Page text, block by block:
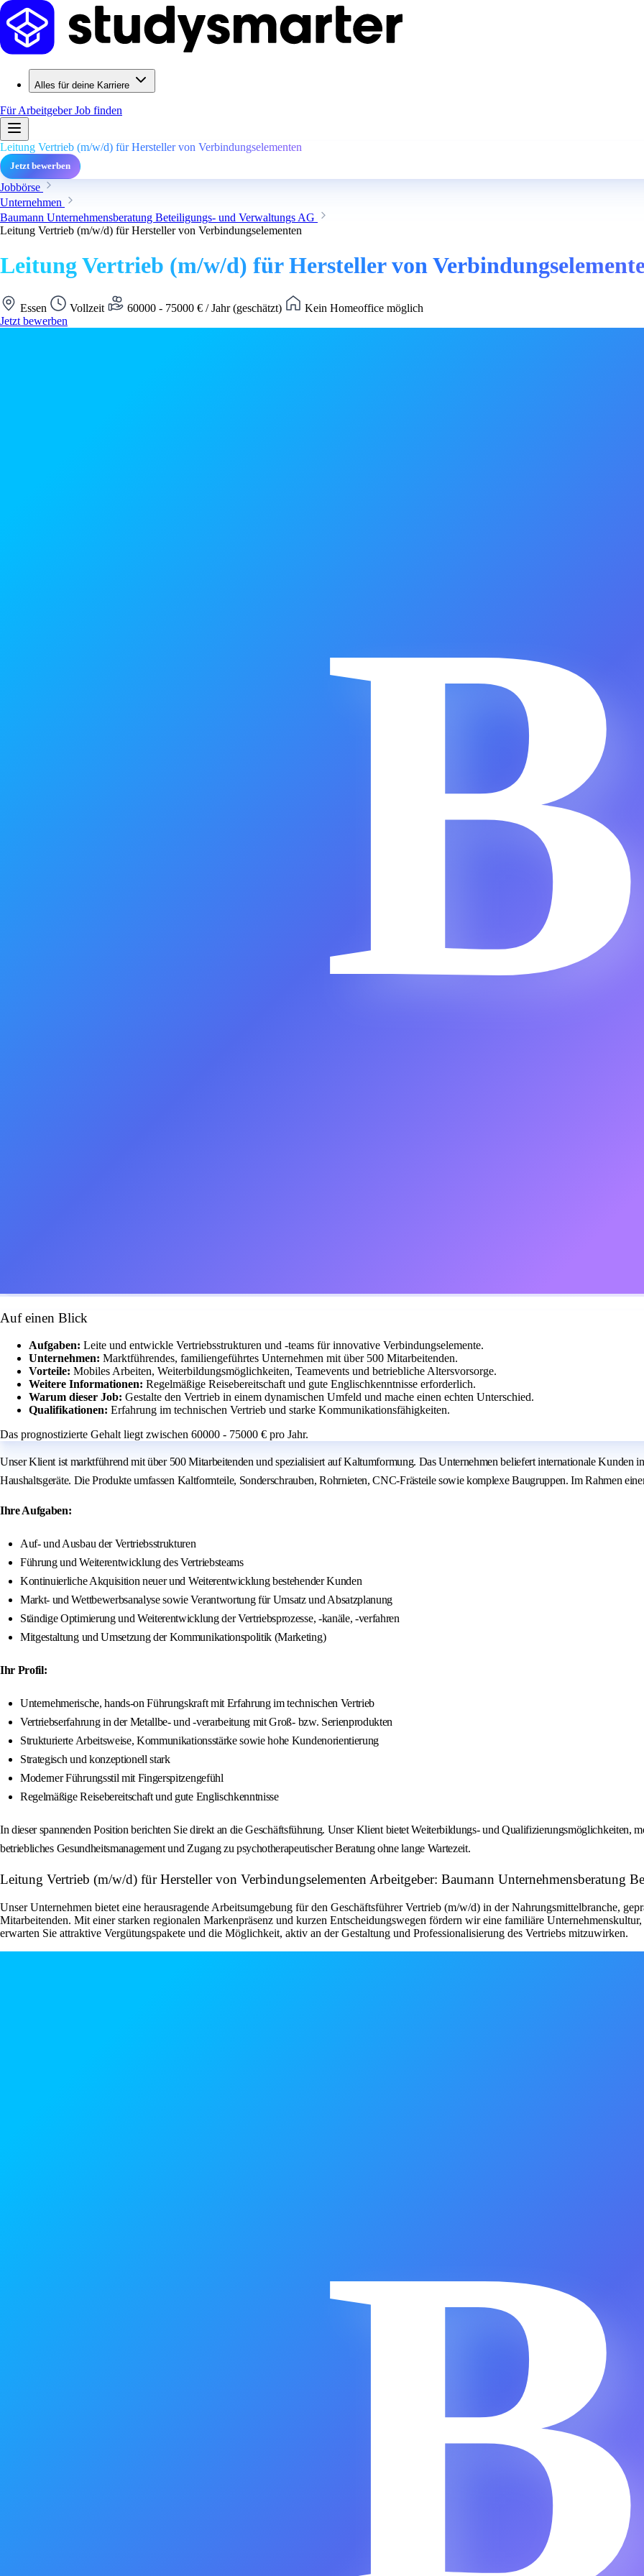
Alles für deine Karriere
Für ArbeitgeberJob finden
Leitung Vertrieb (m/w/d) für Hersteller von Verbindungselementen
Jetzt bewerben
Jobbörse
Unternehmen
Baumann Unternehmensberatung Beteiligungs- und Verwaltungs AG
Leitung Vertrieb (m/w/d) für Hersteller von Verbindungselementen
Leitung Vertrieb (m/w/d) für Hersteller von
Essen Vollzeit 60000 - 75000 € / Jahr (geschätzt)
Kein Homeoffice möglich
Jetzt bewerben
B
Auf einen Blick
Aufgaben: Leite und entwickle Vertriebsstrukturen und -teams für innovative Verbindungselemente.
Unternehmen: Marktführendes, familiengeführtes Unternehmen mit über 500 Mitarbeitenden.
Vorteile: Mobiles Arbeiten, Weiterbildungsmöglichkeiten, Teamevents und betriebliche Altersvorsorge.
Weitere Informationen: Regelmäßige Reisebereitschaft und gute Englischkenntnisse erforderlich.
Warum dieser Job: Gestalte den Vertrieb in einem dynamischen Umfeld und mache einen echten Unterschied.
Qualifikationen: Erfahrung im technischen Vertrieb und starke Kommunikationsfähigkeiten.
Das prognostizierte Gehalt liegt zwischen 60000 - 75000 € pro Jahr.
Unser Klient ist marktführend mit über 500 Mitarbeitenden und spezialisiert auf Kaltumformung. Das Unternehmen beliefert internationale
Haushaltsgeräte. Die Produkte umfassen Kaltformteile, Sonderschrauben, Rohrnieten, CNC-Frästeile sowie komplexe Baugruppen. Im Rahmen
Ihre Aufgaben:
Auf- und Ausbau der Vertriebsstrukturen
Führung und Weiterentwicklung des Vertriebsteams
Kontinuierliche Akquisition neuer und Weiterentwicklung bestehender Kunden
Markt- und Wettbewerbsanalyse sowie Verantwortung für Umsatz und Absatzplanung
Ständige Optimierung und Weiterentwicklung der Vertriebsprozesse, -kanäle, -verfahren
Mitgestaltung und Umsetzung der Kommunikationspolitik (Marketing)
Ihr Profil:
Unternehmerische, hands-on Führungskraft mit Erfahrung im technischen Vertrieb
Vertriebserfahrung in der Metallbe- und -verarbeitung mit Groß- bzw. Serienprodukten
Strukturierte Arbeitsweise, Kommunikationsstärke sowie hohe Kundenorientierung
Strategisch und konzeptionell stark
Moderner Führungsstil mit Fingerspitzengefühl
Regelmäßige Reisebereitschaft und gute Englischkenntnisse
In dieser spannenden Position berichten Sie direkt an die Geschäftsführung. Unser Klient bietet Weiterbildungs- und Qualifizierungsmöglichkeiten,
betriebliches Gesundheitsmanagement und Zugang zu psychotherapeutischer Beratung ohne lange Wartezeit.
Leitung Vertrieb (m/w/d) für Hersteller von Verbindungselementen Arbeitgeber: Baumann Unternehmensberatung
Unser Unternehmen bietet eine herausragende Arbeitsumgebung für den Geschäftsführer Vertrieb (m/w/d) in der Nahrungsmittelbranche,
Mitarbeitenden. Mit einer starken regionalen Markenpräsenz und kurzen Entscheidungswegen fördern wir eine familiäre
erwarten Sie attraktive Vergütungspakete und die Möglichkeit, aktiv an der Gestaltung und Professionalisierung des Vertriebs mitzuwirken.
B